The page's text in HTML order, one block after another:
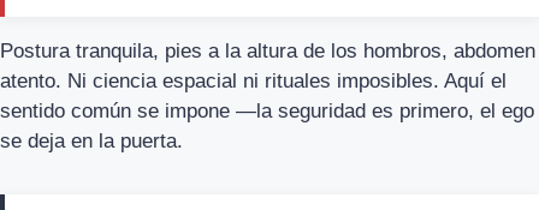
Postura tranquila, pies a la altura de los hombros, abdomen
atento. Ni ciencia espacial ni rituales imposibles. Aquí el
sentido común se impone —la seguridad es primero, el ego
se deja en la puerta.